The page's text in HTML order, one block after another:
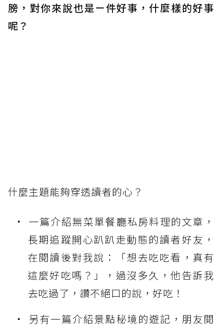
膀，對你來說也是ㄧ件好事，什麼樣的好事
呢？
什麼主題能夠穿透讀者的心？
一篇介紹無菜單餐廳私房料理的文章，
長期追蹤開心趴趴走動態的讀者好友，
在閱讀後對我說：「想去吃吃看，真有
這麼好吃嗎？」，過沒多久，他告訴我
去吃過了，讚不絕口的說，好吃！
另有一篇介紹景點秘境的遊記，朋友閱